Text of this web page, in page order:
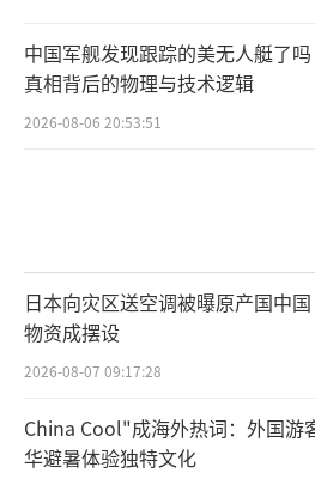
中国军舰发现跟踪的美无人艇了
真相背后的物理与技术逻辑
2026-08-06 20:53:51
日本向灾区送空调被曝原产国中
物资成摆设
2026-08-07 09:17:28
China Cool"成海外热词：外国游
华避暑体验独特文化